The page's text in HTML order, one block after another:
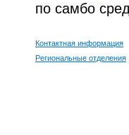
по самбо
Контактная информация
Региональные отделения